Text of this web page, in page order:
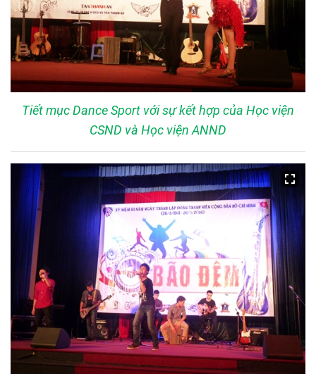
Tiết mục Dance Sport với sự kết hợp của Học viện
CSND và Học viện ANND